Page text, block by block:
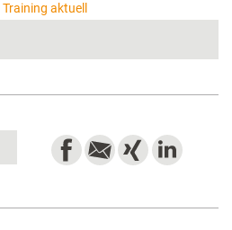
Training aktuell